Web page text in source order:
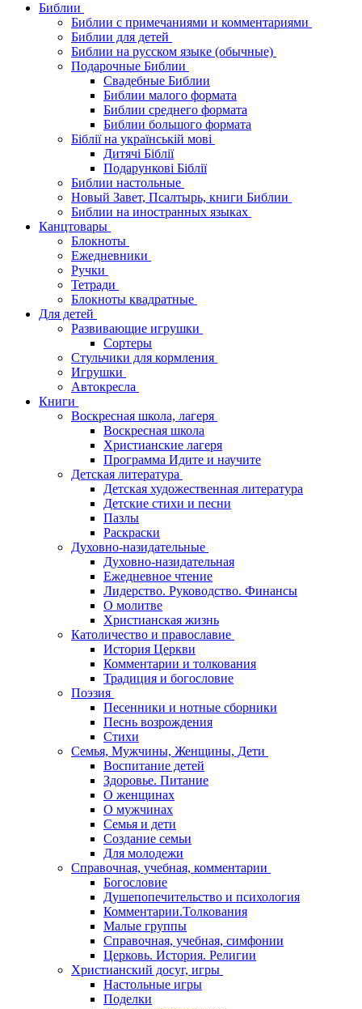
Библии
Библии с примечаниями и комментариями
Библии для детей
Библии на русском языке (обычные)
Подарочные Библии
Свадебные Библии
Библии малого формата
Библии среднего формата
Библии большого формата
Біблії на українській мові
Дитячі Біблії
Подарункові Біблії
Библии настольные
Новый Завет, Псалтырь, книги Библии
Библии на иностранных языках
Канцтовары
Блокноты
Ежедневники
Ручки
Тетради
Блокноты квадратные
Для детей
Развивающие игрушки
Сортеры
Стульчики для кормления
Игрушки
Автокресла
Книги
Воскресная школа, лагеря
Воскресная школа
Христианские лагеря
Программа Идите и научите
Детская литература
Детская художественная литература
Детские стихи и песни
Пазлы
Раскраски
Духовно-назидательные
Духовно-назидательная
Ежедневное чтение
Лидерство. Руководство. Финансы
О молитве
Христианская жизнь
Католичество и православие
История Церкви
Комментарии и толкования
Традиция и богословие
Поэзия
Песенники и нотные сборники
Песнь возрождения
Стихи
Семья, Мужчины, Женщины, Дети
Воспитание детей
Здоровье. Питание
О женщинах
О мужчинах
Семья и дети
Создание семьи
Для молодежи
Справочная, учебная, комментарии
Богословие
Душепопечительство и психология
Комментарии.Толкования
Малые группы
Справочная, учебная, симфонии
Церковь. История. Религии
Христианский досуг, игры
Настольные игры
Поделки